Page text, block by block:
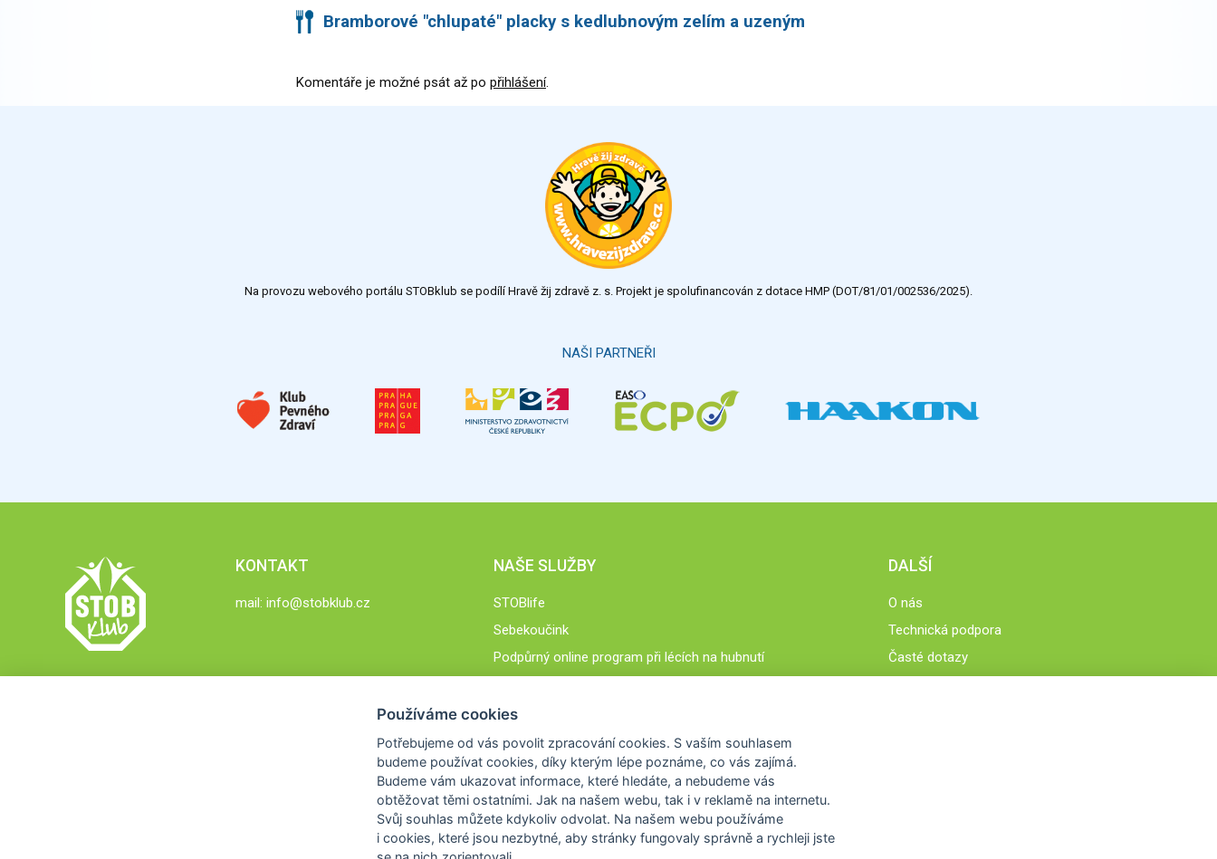
Bramborové "chlupaté" placky s kedlubnovým zelím a uzeným
Komentáře je možné psát až po přihlášení.
Na provozu webového portálu STOBklub se podílí Hravě žij zdravě z. s. Projekt je spolufinancován z dotace HMP (DOT/81/01/002536/2025).
NAŠI PARTNEŘI
KONTAKT
mail: info@stobklub.cz
NAŠE SLUŽBY
STOBlife
Sebekoučink
Podpůrný online program při lécích na hubnutí
DALŠÍ
O nás
Technická podpora
Časté dotazy
Používáme cookies
Potřebujeme od vás povolit zpracování cookies. S vaším souhlasem
budeme používat cookies, díky kterým lépe poznáme, co vás zajímá.
Budeme vám ukazovat informace, které hledáte, a nebudeme vás
obtěžovat těmi ostatními. Jak na našem webu, tak i v reklamě na internetu.
Svůj souhlas můžete kdykoliv odvolat. Na našem webu používáme
i cookies, které jsou nezbytné, aby stránky fungovaly správně a rychleji jste